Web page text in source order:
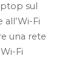
sul
all’Wi-Fi
una rete
Fi